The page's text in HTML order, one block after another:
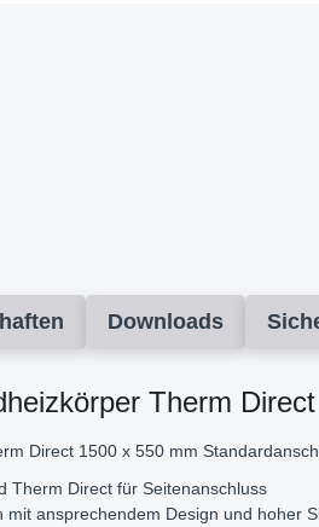
Downloads
Therm
Direct 1500 x 550 mm
Therm Direct für Seitenanschluss
ansprechendem Design und hoher